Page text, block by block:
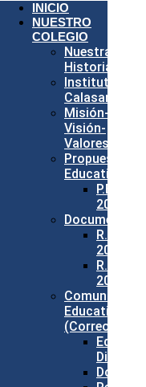
INICIO
NUESTRO
COLEGIO
Nuestra
Historia
Instituto
Calasancio
Misión-
Visión-
Valores
Propuesta
Educativa
P.E.I.
2026
Documentos
R.I.E.
2026
R.E.P.
2026
Comunidad
Educativa
(Correos)
Equipo
Directivo
Docentes